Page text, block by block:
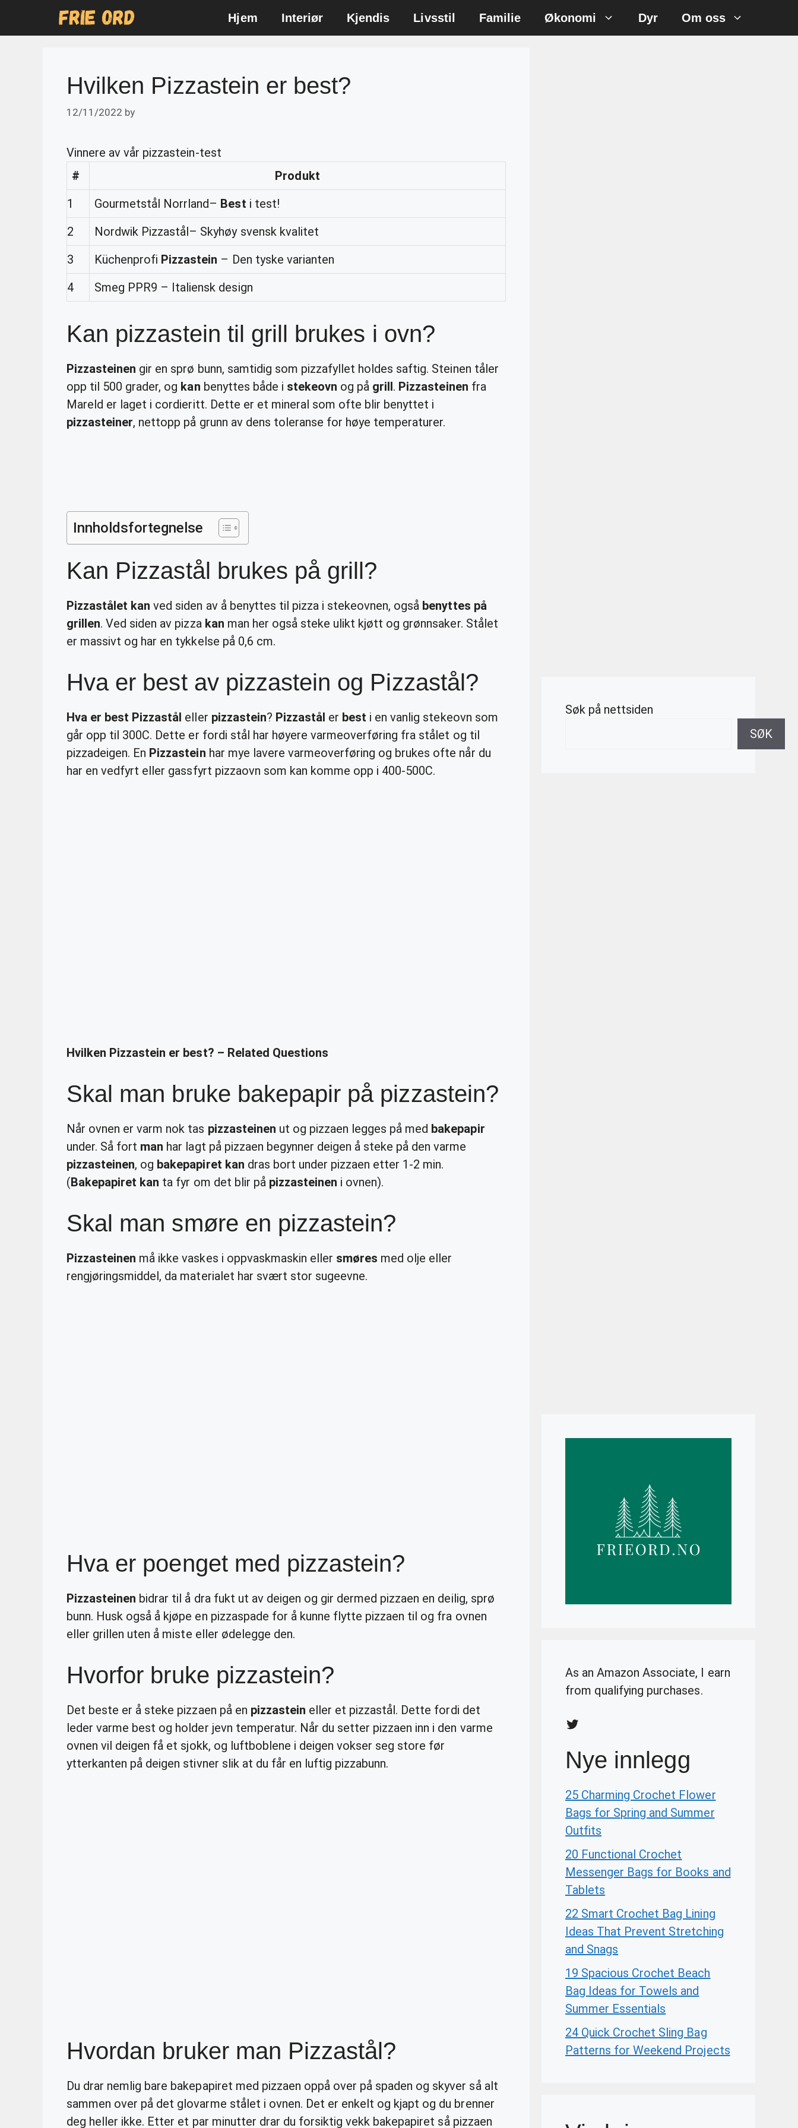
Hjem Interiør Kjendis Livsstil Familie Økonomi Dyr Om oss
Hvilken Pizzastein er best?
12/11/2022 by
Vinnere av vår pizzastein-test
#
Produkt
1
Gourmetstål Norrland– Best i test!
2
Nordwik Pizzastål– Skyhøy svensk kvalitet
3
Küchenprofi Pizzastein – Den tyske varianten
4
Smeg PPR9 – Italiensk design
Kan pizzastein til grill brukes i ovn?
Pizzasteinen gir en sprø bunn, samtidig som pizzafyllet holdes saftig. Steinen tåler
opp til 500 grader, og kan benyttes både i stekeovn og på grill. Pizzasteinen fra
Mareld er laget i cordieritt. Dette er et mineral som ofte blir benyttet i
pizzasteiner, nettopp på grunn av dens toleranse for høye temperaturer.
Innholdsfortegnelse
Kan Pizzastål brukes på grill?
Pizzastålet kan ved siden av å benyttes til pizza i stekeovnen, også benyttes på
grillen. Ved siden av pizza kan man her også steke ulikt kjøtt og grønnsaker. Stålet
er massivt og har en tykkelse på 0,6 cm.
Hva er best av pizzastein og Pizzastål?
Hva er best Pizzastål eller pizzastein? Pizzastål er best i en vanlig stekeovn som
går opp til 300C. Dette er fordi stål har høyere varmeoverføring fra stålet og til
pizzadeigen. En Pizzastein har mye lavere varmeoverføring og brukes ofte når du
har en vedfyrt eller gassfyrt pizzaovn som kan komme opp i 400-500C.
Hvilken Pizzastein er best? – Related Questions
Skal man bruke bakepapir på pizzastein?
Når ovnen er varm nok tas pizzasteinen ut og pizzaen legges på med bakepapir
under. Så fort man har lagt på pizzaen begynner deigen å steke på den varme
pizzasteinen, og bakepapiret kan dras bort under pizzaen etter 1-2 min.
(Bakepapiret kan ta fyr om det blir på pizzasteinen i ovnen).
Skal man smøre en pizzastein?
Pizzasteinen må ikke vaskes i oppvaskmaskin eller smøres med olje eller
rengjøringsmiddel, da materialet har svært stor sugeevne.
Hva er poenget med pizzastein?
Pizzasteinen bidrar til å dra fukt ut av deigen og gir dermed pizzaen en deilig, sprø
bunn. Husk også å kjøpe en pizzaspade for å kunne flytte pizzaen til og fra ovnen
eller grillen uten å miste eller ødelegge den.
Hvorfor bruke pizzastein?
Det beste er å steke pizzaen på en pizzastein eller et pizzastål. Dette fordi det
leder varme best og holder jevn temperatur. Når du setter pizzaen inn i den varme
ovnen vil deigen få et sjokk, og luftboblene i deigen vokser seg store før
ytterkanten på deigen stivner slik at du får en luftig pizzabunn.
Hvordan bruker man Pizzastål?
Du drar nemlig bare bakepapiret med pizzaen oppå over på spaden og skyver så alt
sammen over på det glovarme stålet i ovnen. Det er enkelt og kjapt og du brenner
deg heller ikke. Etter et par minutter drar du forsiktig vekk bakepapiret så pizzaen
Søk på nettsiden
SØK
As an Amazon Associate, I earn
from qualifying purchases.
Twitter
Nye innlegg
25 Charming Crochet Flower
Bags for Spring and Summer
Outfits
20 Functional Crochet
Messenger Bags for Books and
Tablets
22 Smart Crochet Bag Lining
Ideas That Prevent Stretching
and Snags
19 Spacious Crochet Beach
Bag Ideas for Towels and
Summer Essentials
24 Quick Crochet Sling Bag
Patterns for Weekend Projects